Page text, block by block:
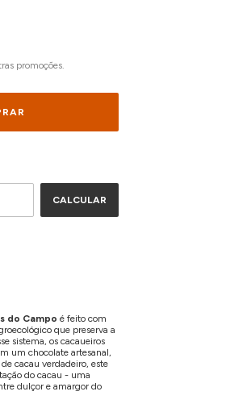
promoções.
CALCULAR
do Campo é feito com
que preserva a
sistema, os cacaueiros
um chocolate artesanal,
cacau verdadeiro, este
do cacau - uma
dulçor e amargor do